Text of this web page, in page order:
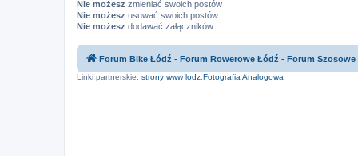
Nie możesz zmieniać swoich postów
Nie możesz usuwać swoich postów
Nie możesz dodawać załączników
Forum Bike Łódź - Forum Rowerowe Łódź - Forum Szosowe
Linki partnerskie: strony www lodz Fotografia Analogowa